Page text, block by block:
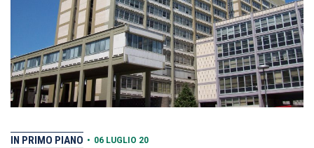
IN PRIMO PIANO • 06 LUGLIO 20